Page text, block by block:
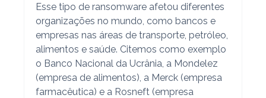
Esse tipo de ransomware afetou diferentes
organizações no mundo, como bancos e
empresas nas áreas de transporte, petróleo,
alimentos e saúde. Citemos como exemplo
o Banco Nacional da Ucrânia, a Mondelez
(empresa de alimentos), a Merck (empresa
farmacêutica) e a Rosneft (empresa